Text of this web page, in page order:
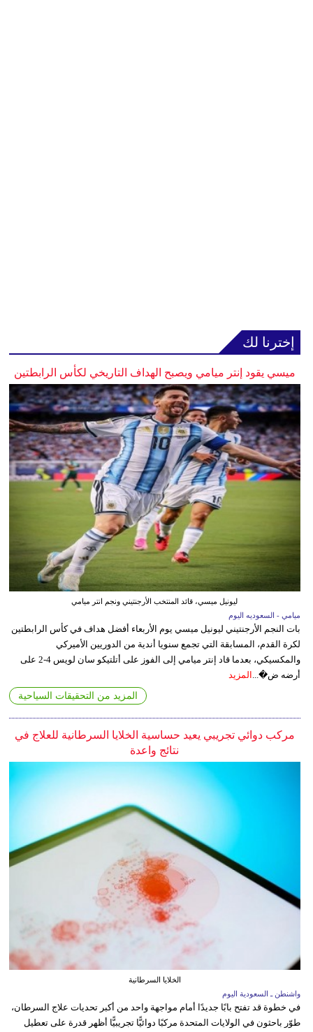
إخترنا لك
ميسي يقود إنتر ميامي ويصبح الهداف التاريخي لكأس الرابطتين
ليونيل ميسي، قائد المنتخب الأرجنتيني ونجم انتر ميامي
ميامي - السعوديه اليوم
بات النجم الأرجنتيني ليونيل ميسي يوم الأربعاء أفضل هداف في كأس الرابطتين
لكرة القدم، المسابقة التي تجمع سنويا أندية من الدوريين الأميركي
والمكسيكي، بعدما قاد إنتر ميامي إلى الفوز على أتلتيكو سان لويس 4-2 على
أرضه ض�... المزيد
المزيد من التحقيقات السياحية
مركب دوائي تجريبي يعيد حساسية الخلايا السرطانية للعلاج في
نتائج واعدة
الخلايا السرطانية
واشنطن ـ السعودية اليوم
في خطوة قد تفتح بابًا جديدًا أمام مواجهة واحد من أكبر تحديات علاج السرطان،
طوّر باحثون في الولايات المتحدة مركبًا دوائيًّا تجريبيًّا أظهر قدرة على تعطيل